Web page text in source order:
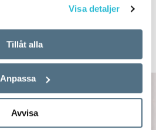
Visa detaljer
Tillåt alla
Anpassa
Avvisa